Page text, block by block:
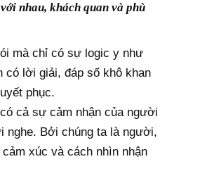
nhau, khách quan và phù
mà chỉ có sự logic y như
có lời giải, đáp số khô khan
phục.
cả sự cảm nhận của người
nghe. Bởi chúng ta là người,
xúc và cách nhìn nhận